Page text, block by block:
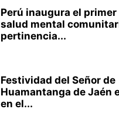
Perú inaugura el
salud mental
pertinencia...
Festividad del Señor de
Huamantanga de Jaén
en el...